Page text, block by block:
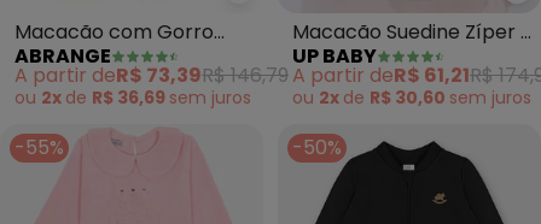
Macacão com Gorro
Baby (Amarelo)
ABRANGE
A partir deR$ 73,39R$ 146,79
ou 2x de R$ 36,69 sem juros
Macacão Suedine Zíper 2
Cursores (Branco)
UP BABY
A partir deR$ 61,21R$
ou 2x de R$ 30,60 sem juros
-55% -50%